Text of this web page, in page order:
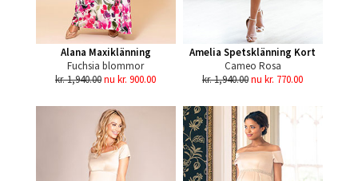
Alana Maxiklänning
Fuchsia blommor
kr. 1,940.00nu kr. 900.00
Amelia Spetsklänning Kort
Cameo Rosa
kr. 1,940.00nu kr. 770.00